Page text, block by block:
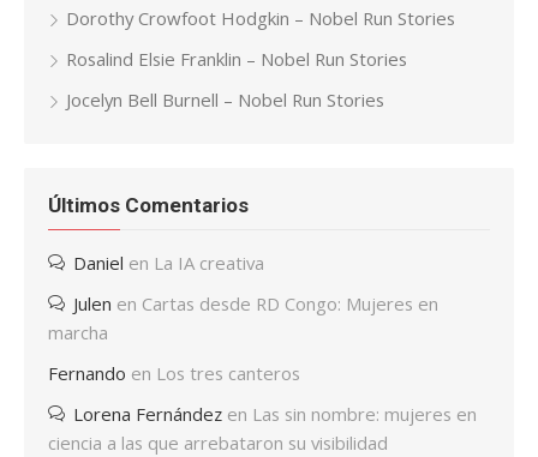
Dorothy Crowfoot Hodgkin – Nobel Run Stories
Rosalind Elsie Franklin – Nobel Run Stories
Jocelyn Bell Burnell – Nobel Run Stories
Últimos Comentarios
Daniel en La IA creativa
Julen en Cartas desde RD Congo: Mujeres en
marcha
Fernando en Los tres canteros
Lorena Fernández en Las sin nombre: mujeres en
ciencia a las que arrebataron su visibilidad